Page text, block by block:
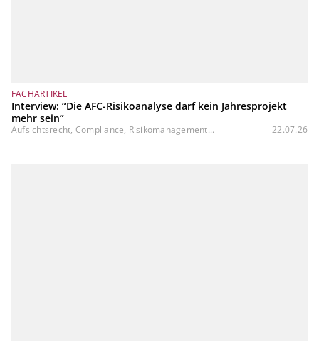
FACHARTIKEL
Interview: “Die AFC-Risikoanalyse darf kein Jahresprojekt
mehr sein”
Aufsichtsrecht, Compliance, Risikomanagement... 22.07.26